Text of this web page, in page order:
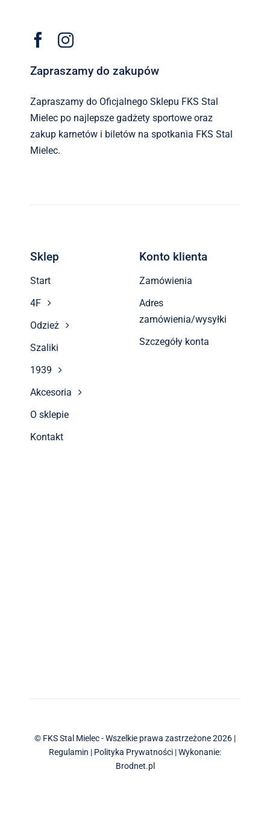
Zapraszamy do zakupów
Zapraszamy do Oficjalnego Sklepu FKS Stal
Mielec po najlepsze gadżety sportowe oraz
zakup karnetów i biletów na spotkania FKS Stal
Mielec.
Sklep
Start
4F
Odzież
Szaliki
1939
Akcesoria
O sklepie
Kontakt
Konto klienta
Zamówienia
Adres
zamówienia/wysyłki
Szczegóły konta
© FKS Stal Mielec - Wszelkie prawa zastrzeżone 2026 |
Regulamin | Polityka Prywatności | Wykonanie:
Brodnet.pl